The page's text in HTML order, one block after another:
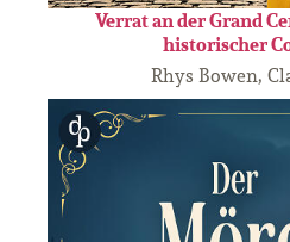
Verrat an der Grand
historischer
Rhys Bowen,